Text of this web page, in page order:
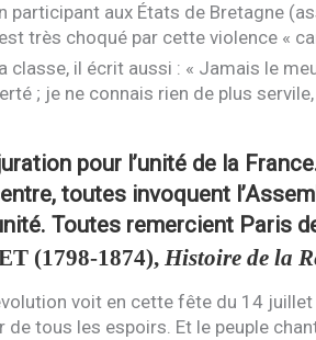
participant aux États de Bretagne
très choqué par cette violence «
classe, il écrit aussi : « Jamais le
; je ne connais rien de plus
pour l’unité de la
toutes invoquent
Toutes remercient Paris
(1798-1874), Histoire de la
voit en cette fête du 14
de tous les espoirs. Et le peuple